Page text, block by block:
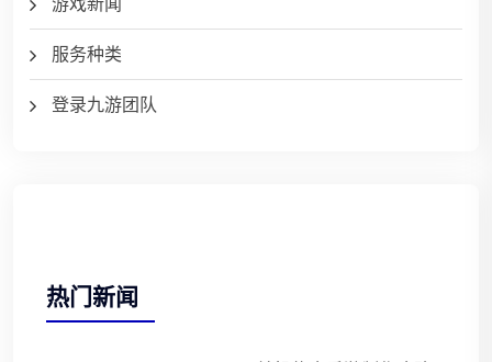
游戏新闻
服务种类
登录九游团队
热门新闻